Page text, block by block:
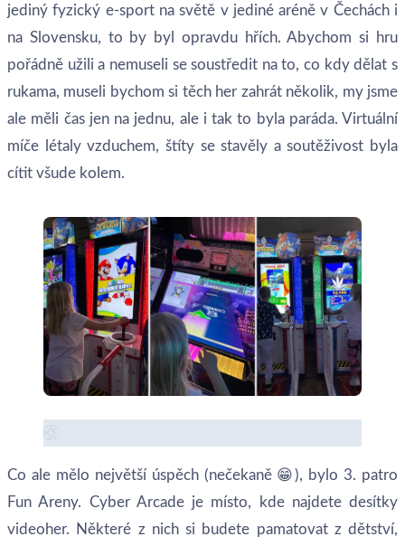
jediný fyzický e-sport na světě v jediné aréně v Čechách i
na Slovensku, to by byl opravdu hřích. Abychom si hru
pořádně užili a nemuseli se soustředit na to, co kdy dělat s
rukama, museli bychom si těch her zahrát několik, my jsme
ale měli čas jen na jednu, ale i tak to byla paráda. Virtuální
míče létaly vzduchem, štíty se stavěly a soutěživost byla
cítit všude kolem.
Co ale mělo největší úspěch (nečekaně 😁), bylo 3. patro
Fun Areny. Cyber Arcade je místo, kde najdete desítky
videoher. Některé z nich si budete pamatovat z dětství,